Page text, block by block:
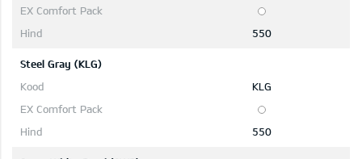
550
Steel Gray (KLG)
KLG
550